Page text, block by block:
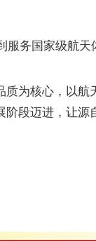
服务国家级航
为核心，以
段迈进，让